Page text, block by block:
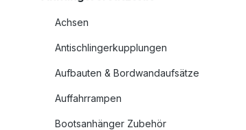
Achsen
Antischlingerkupplungen
Aufbauten & Bordwandaufsätze
Auffahrrampen
Bootsanhänger Zubehör